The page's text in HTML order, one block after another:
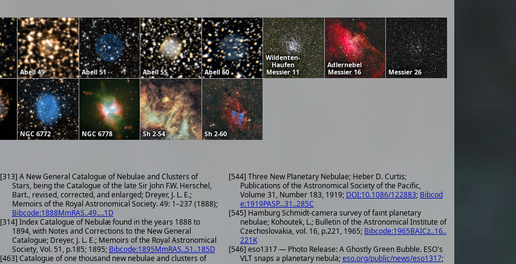
Abell 49 Abell 51 Abell 55 Abell 60
Wildenten-
Haufen
Messier 11
Adlernebel
Messier 16
Messier 26
NGC 6772 NGC 6778 Sh 2-54 Sh 2-60
[313] A New General Catalogue of Nebulae and Clusters of
Stars, being the Catalogue of the late Sir John F.W. Herschel,
Bart., revised, corrected, and enlarged; Dreyer, J. L. E.;
Memoirs of the Royal Astronomical Society. 49: 1–237 (1888);
Bibcode:1888MmRAS..49....1D
[314] Index Catalogue of Nebulæ found in the years 1888 to
1894, with Notes and Corrections to the New General
Catalogue; Dreyer, J. L. E.; Memoirs of the Royal Astronomical
Society, Vol. 51, p.185; 1895; Bibcode:1895MmRAS..51..185D
[463] Catalogue of one thousand new nebulae and clusters of
[544] Three New Planetary Nebulae; Heber D. Curtis;
Publications of the Astronomical Society of the Pacific,
Volume 31, Number 183, 1919; DOI:10.1086/122883; Bibcod
e:1919PASP...31..285C
[545] Hamburg Schmidt-camera survey of faint planetary
nebulae; Kohoutek, L.; Bulletin of the Astronomical Institute of
Czechoslovakia, vol. 16, p.221, 1965; Bibcode:1965BAICz..16..
221K
[546] eso1317 — Photo Release: A Ghostly Green Bubble. ESO's
VLT snaps a planetary nebula;eso.org/public/news/eso1317;